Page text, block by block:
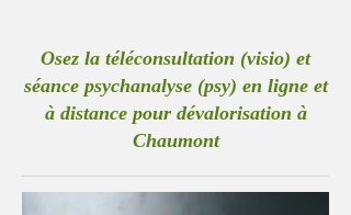
Osez la téléconsultation (visio) et
séance psychanalyse (psy) en ligne et
à distance pour dévalorisation à
Chaumont